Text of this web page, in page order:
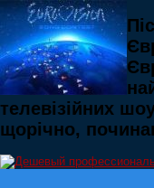
телевізійних
щорічно,